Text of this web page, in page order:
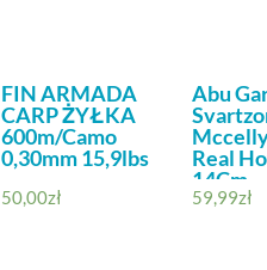
FIN ARMADA
CARP ŻYŁKA
600m/Camo
0,30mm 15,9lbs
50,00zł
Abu
Real
14Cm
59,99zł